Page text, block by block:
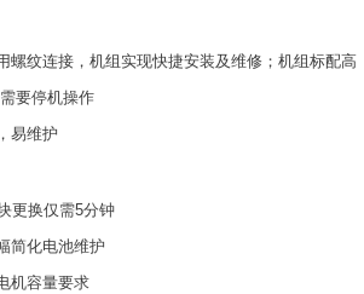
螺纹连接，机组实现快捷安装及维修；机组标配高
要停机操作
易维护
更换仅需5分钟
简化电池维护
机容量要求